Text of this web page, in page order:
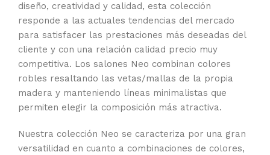
diseño, creatividad y calidad, esta colección
responde a las actuales tendencias del mercado
para satisfacer las prestaciones más deseadas del
cliente y con una relación calidad precio muy
competitiva. Los salones Neo combinan colores
robles resaltando las vetas/mallas de la propia
madera y manteniendo líneas minimalistas que
permiten elegir la composición más atractiva.
Nuestra colección Neo se caracteriza por una gran
versatilidad en cuanto a combinaciones de colores,